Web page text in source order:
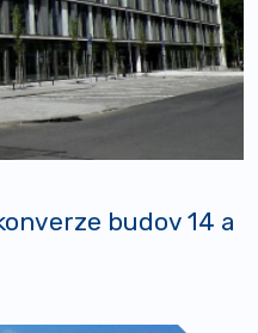
budov 14 a